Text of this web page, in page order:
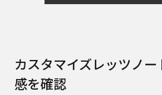
カスタマイズレッツノ
感を確認